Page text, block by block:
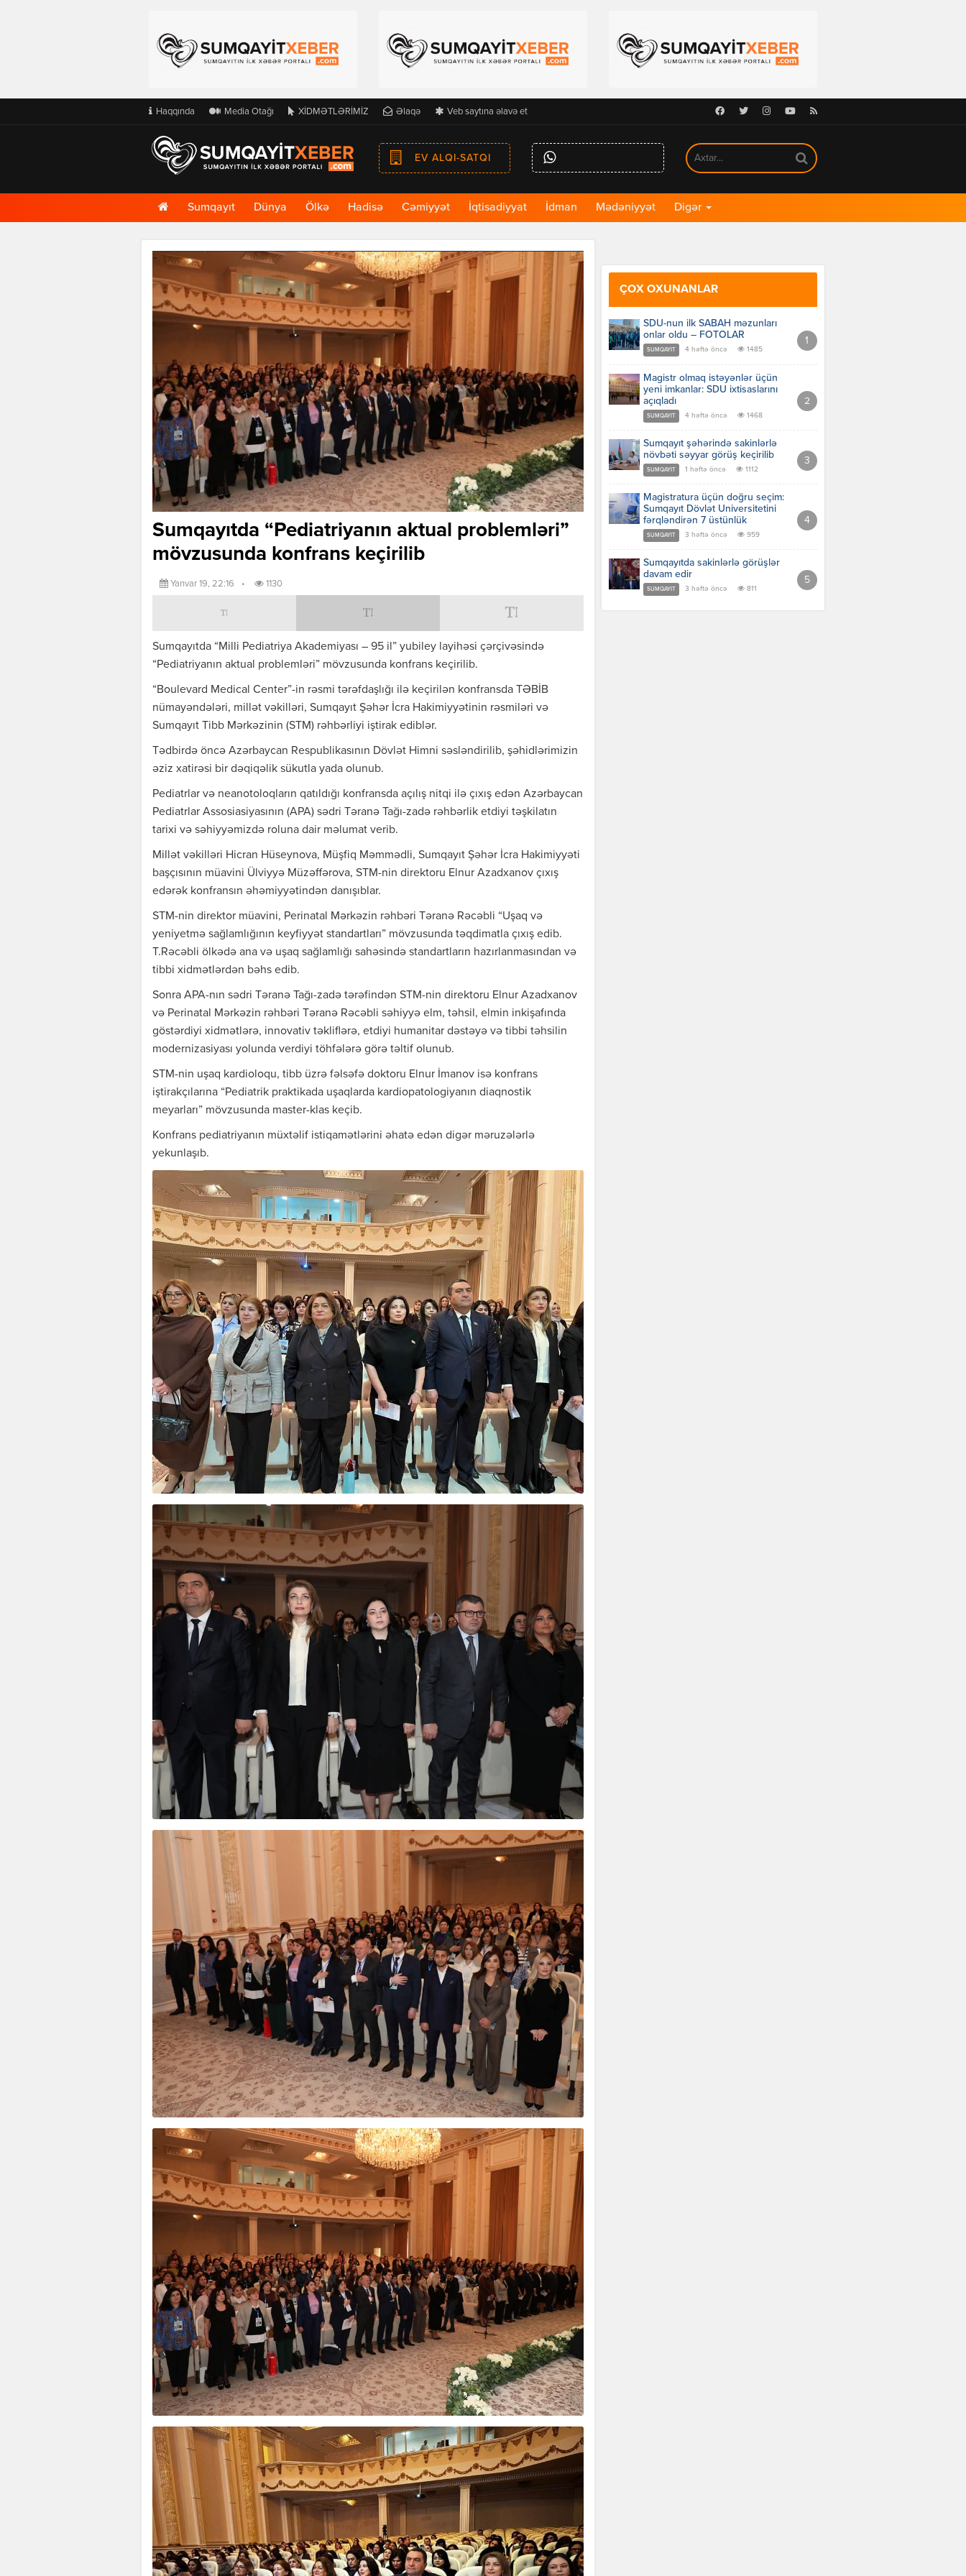
Haqqında Media Otağı XİDMƏTLƏRİMİZ Əlaqə Veb saytına əlavə et Facebook
TwitterInstagramYoutubeRSS
EV ALQI-SATQI
Ana
Səhifə
Sumqayıt Dünya Ölkə Hadisə Cəmiyyət İqtisadiyyat İdman Mədəniyyət Digər
Sumqayıtda “Pediatriyanın aktual problemləri”
mövzusunda konfrans keçirilib
Yanvar 19, 22:16 • 1130
Sumqayıtda “Milli Pediatriya Akademiyası – 95 il” yubiley layihəsi çərçivəsində
“Pediatriyanın aktual problemləri” mövzusunda konfrans keçirilib.
“Boulevard Medical Center”-in rəsmi tərəfdaşlığı ilə keçirilən konfransda TƏBİB
nümayəndələri, millət vəkilləri, Sumqayıt Şəhər İcra Hakimiyyətinin rəsmiləri və
Sumqayıt Tibb Mərkəzinin (STM) rəhbərliyi iştirak ediblər.
Tədbirdə öncə Azərbaycan Respublikasının Dövlət Himni səsləndirilib, şəhidlərimizin
əziz xatirəsi bir dəqiqəlik sükutla yada olunub.
Pediatrlar və neanotoloqların qatıldığı konfransda açılış nitqi ilə çıxış edən Azərbaycan
Pediatrlar Assosiasiyasının (APA) sədri Təranə Tağı-zadə rəhbərlik etdiyi təşkilatın
tarixi və səhiyyəmizdə roluna dair məlumat verib.
Millət vəkilləri Hicran Hüseynova, Müşfiq Məmmədli, Sumqayıt Şəhər İcra Hakimiyyəti
başçısının müavini Ülviyyə Müzəffərova, STM-nin direktoru Elnur Azadxanov çıxış
edərək konfransın əhəmiyyətindən danışıblar.
STM-nin direktor müavini, Perinatal Mərkəzin rəhbəri Təranə Rəcəbli “Uşaq və
yeniyetmə sağlamlığının keyfiyyət standartları” mövzusunda təqdimatla çıxış edib.
T.Rəcəbli ölkədə ana və uşaq sağlamlığı sahəsində standartların hazırlanmasından və
tibbi xidmətlərdən bəhs edib.
Sonra APA-nın sədri Təranə Tağı-zadə tərəfindən STM-nin direktoru Elnur Azadxanov
və Perinatal Mərkəzin rəhbəri Təranə Rəcəbli səhiyyə elm, təhsil, elmin inkişafında
göstərdiyi xidmətlərə, innovativ təkliflərə, etdiyi humanitar dəstəyə və tibbi təhsilin
modernizasiyası yolunda verdiyi töhfələrə görə təltif olunub.
STM-nin uşaq kardioloqu, tibb üzrə fəlsəfə doktoru Elnur İmanov isə konfrans
iştirakçılarına “Pediatrik praktikada uşaqlarda kardiopatologiyanın diaqnostik
meyarları” mövzusunda master-klas keçib.
Konfrans pediatriyanın müxtəlif istiqamətlərini əhatə edən digər məruzələrlə
yekunlaşıb.
ÇOX OXUNANLAR
SDU-nun ilk SABAH məzunları
onlar oldu – FOTOLAR
SUMQAYIT 4 həftə öncə 1485
Magistr olmaq istəyənlər üçün
yeni imkanlar: SDU ixtisaslarını
açıqladı
SUMQAYIT 4 həftə öncə 1468
Sumqayıt şəhərində sakinlərlə
növbəti səyyar görüş keçirilib
SUMQAYIT 1 həftə öncə 1112
Magistratura üçün doğru seçim:
Sumqayıt Dövlət Universitetini
fərqləndirən 7 üstünlük
SUMQAYIT 3 həftə öncə 959
Sumqayıtda sakinlərlə görüşlər
davam edir
SUMQAYIT 3 həftə öncə 811